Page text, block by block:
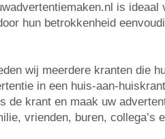
is
hun betrokkenheid
wij meerdere kranten die
in een huis-aan-
de krant en maak uw
vrienden, buren, collega’s